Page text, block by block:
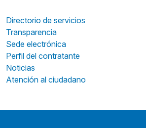
Directorio de servicios
Transparencia
Sede electrónica
Perfil del contratante
Noticias
Atención al ciudadano